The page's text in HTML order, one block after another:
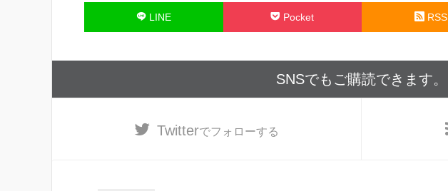
LINE Pocket RSS
SNSでもご購読できます。
Twitterでフォローする